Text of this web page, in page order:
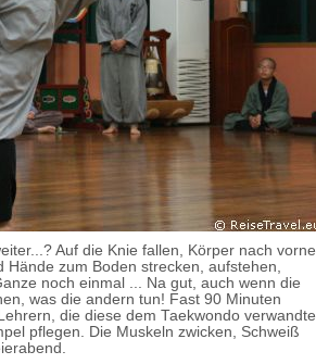
Auf die Knie fallen, Körper nach vorne
zum Boden strecken, aufstehen,
noch einmal ... Na gut, auch wenn die
was die andern tun! Fast 90 Minuten
die diese dem Taekwondo verwandte
pflegen. Die Muskeln zwicken, Schweiß